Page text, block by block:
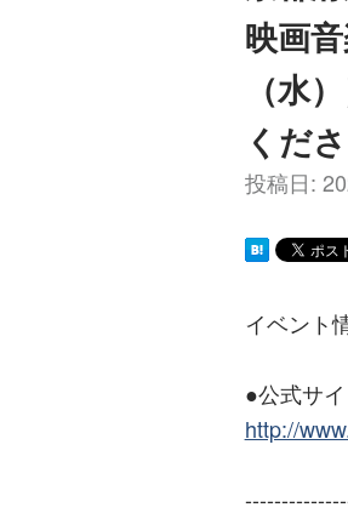
映画
（水
くだ
投稿日:
イベント
●公式サ
http://